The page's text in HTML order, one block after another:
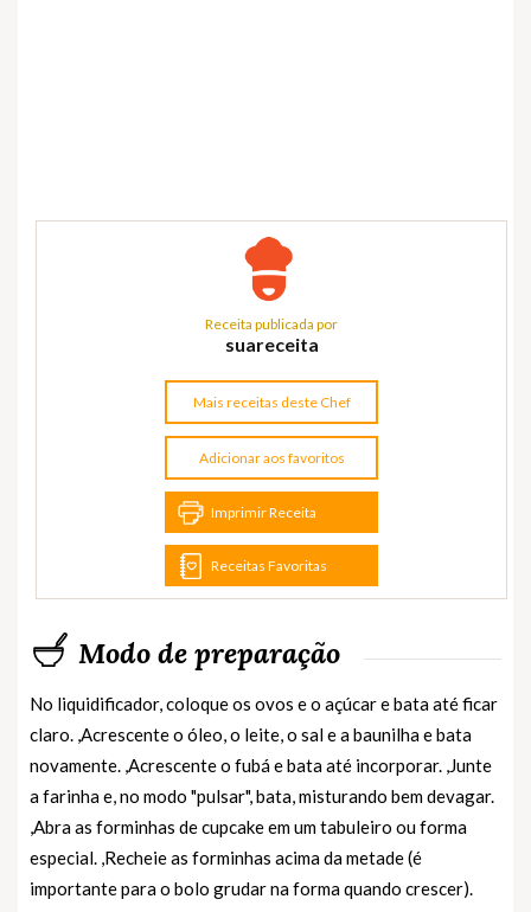
Receita publicada por
suareceita
Mais receitas deste Chef
Adicionar aos favoritos
Imprimir Receita
Receitas Favoritas
Modo de preparação
No liquidificador, coloque os ovos e o açúcar e bata até ficar
claro. ,Acrescente o óleo, o leite, o sal e a baunilha e bata
novamente. ,Acrescente o fubá e bata até incorporar. ,Junte
a farinha e, no modo "pulsar", bata, misturando bem devagar.
,Abra as forminhas de cupcake em um tabuleiro ou forma
especial. ,Recheie as forminhas acima da metade (é
importante para o bolo grudar na forma quando crescer).